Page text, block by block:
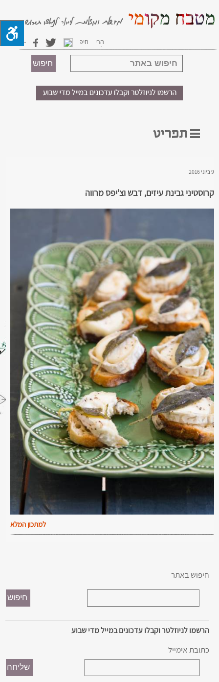
9 ביוני 2016
קרוסטיני גבינת עיזים, דבש וצ'יפס מרווה
למתכון המלא
חיפוש באתר
הרשמו לניוזלטר וקבלו עדכונים במייל מדי שבוע
כתובת אימייל